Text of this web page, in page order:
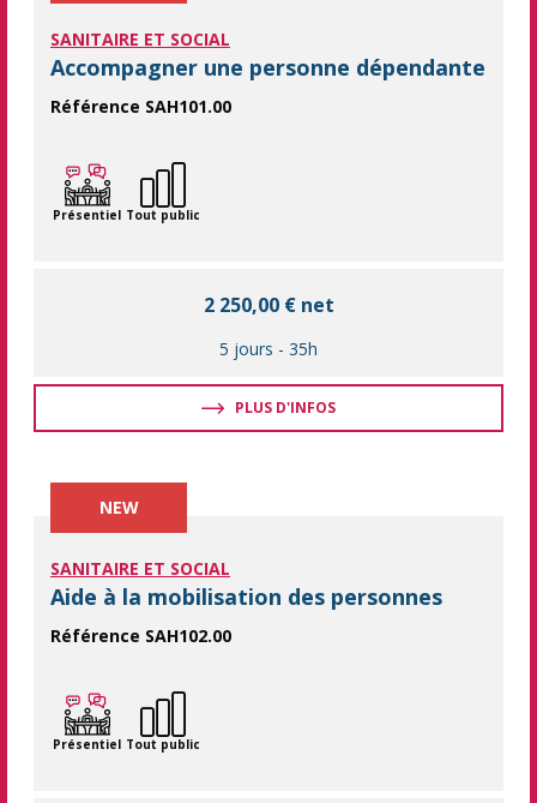
SANITAIRE ET SOCIAL
Accompagner une personne dépendante
Référence SAH101.00
Présentiel Tout public
2 250,00 € net
5 jours - 35h
PLUS D'INFOS
NEW
SANITAIRE ET SOCIAL
Aide à la mobilisation des personnes
Référence SAH102.00
Présentiel Tout public